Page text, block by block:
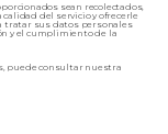
sean recolectados,
del servicio y ofrecerle
tratar sus datos personales
y el cumplimiento de la
puede consultar nuestra